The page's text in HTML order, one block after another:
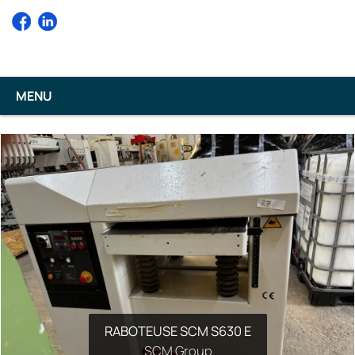
MENU
RABOTEUSE SCM S630 E
SCM Group
SCIE À FORMAT SCM NOVA SI 400
SCM Group NOVA SI 400